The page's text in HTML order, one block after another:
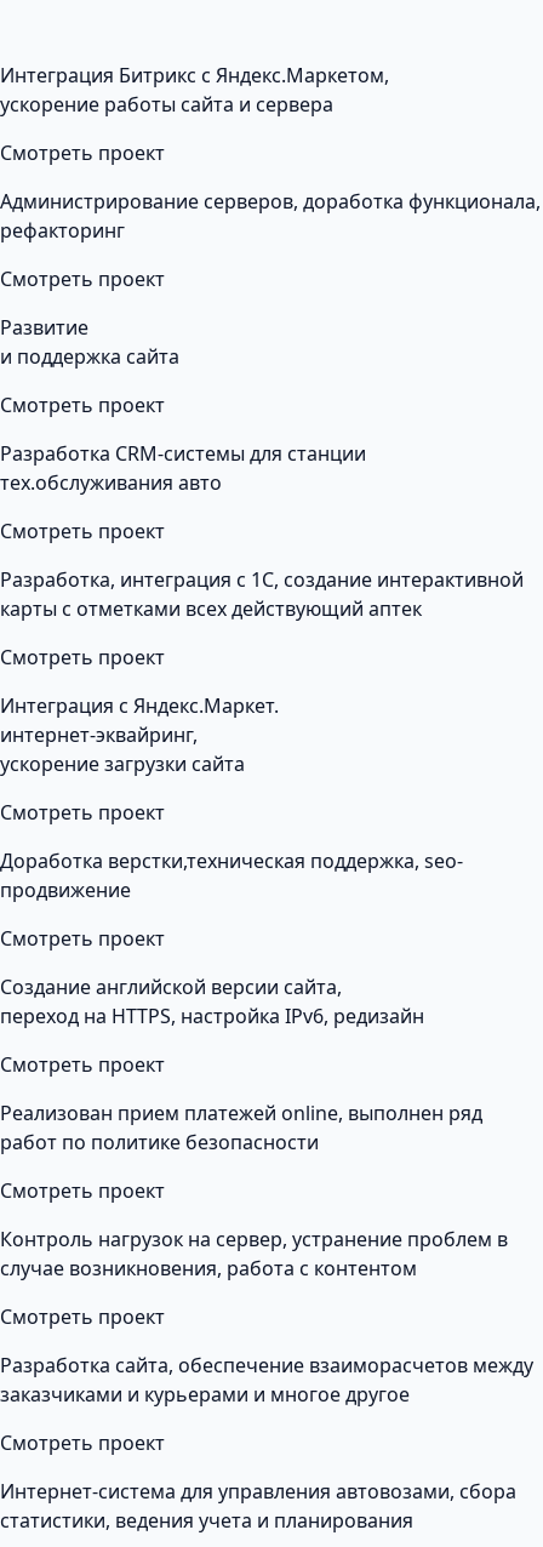
Интеграция Битрикс с Яндекс.Маркетом,
ускорение работы сайта и сервера
Смотреть проект
Администрирование серверов, доработка функционала,
рефакторинг
Смотреть проект
Развитие
и поддержка сайта
Смотреть проект
Разработка CRM-системы для станции
тех.обслуживания авто
Смотреть проект
Разработка, интеграция с 1С, создание интерактивной
карты с отметками всех действующий аптек
Смотреть проект
Интеграция с Яндекс.Маркет.
интернет-эквайринг,
ускорение загрузки сайта
Смотреть проект
Доработка верстки,техническая поддержка, seo-
продвижение
Смотреть проект
Создание английской версии сайта,
переход на HTTPS, настройка IPv6, редизайн
Смотреть проект
Реализован прием платежей online, выполнен ряд
работ по политике безопасности
Смотреть проект
Контроль нагрузок на сервер, устранение проблем в
случае возникновения, работа с контентом
Смотреть проект
Разработка сайта, обеспечение взаиморасчетов между
заказчиками и курьерами и многое другое
Смотреть проект
Интернет-система для управления автовозами, сбора
статистики, ведения учета и планирования